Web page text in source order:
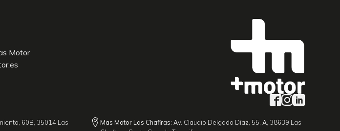
Motor
60B, 35014 Las
Mas Motor Las Chafiras: Av. Claudio Delgado Díaz, 55, A, 38639 Las